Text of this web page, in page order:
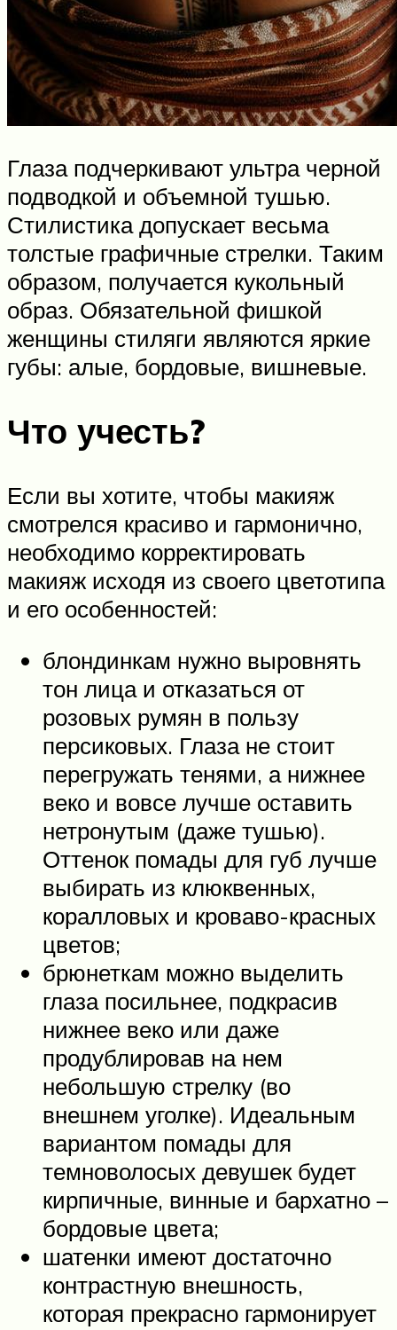
Глаза подчеркивают ультра черной
подводкой и объемной тушью.
Стилистика допускает весьма
толстые графичные стрелки. Таким
образом, получается кукольный
образ. Обязательной фишкой
женщины стиляги являются яркие
губы: алые, бордовые, вишневые.
Что учесть?
Если вы хотите, чтобы макияж
смотрелся красиво и гармонично,
необходимо корректировать
макияж исходя из своего цветотипа
и его особенностей:
блондинкам нужно выровнять
тон лица и отказаться от
розовых румян в пользу
персиковых. Глаза не стоит
перегружать тенями, а нижнее
веко и вовсе лучше оставить
нетронутым (даже тушью).
Оттенок помады для губ лучше
выбирать из клюквенных,
коралловых и кроваво-красных
цветов;
брюнеткам можно выделить
глаза посильнее, подкрасив
нижнее веко или даже
продублировав на нем
небольшую стрелку (во
внешнем уголке). Идеальным
вариантом помады для
темноволосых девушек будет
кирпичные, винные и бархатно –
бордовые цвета;
шатенки имеют достаточно
контрастную внешность,
которая прекрасно гармонирует